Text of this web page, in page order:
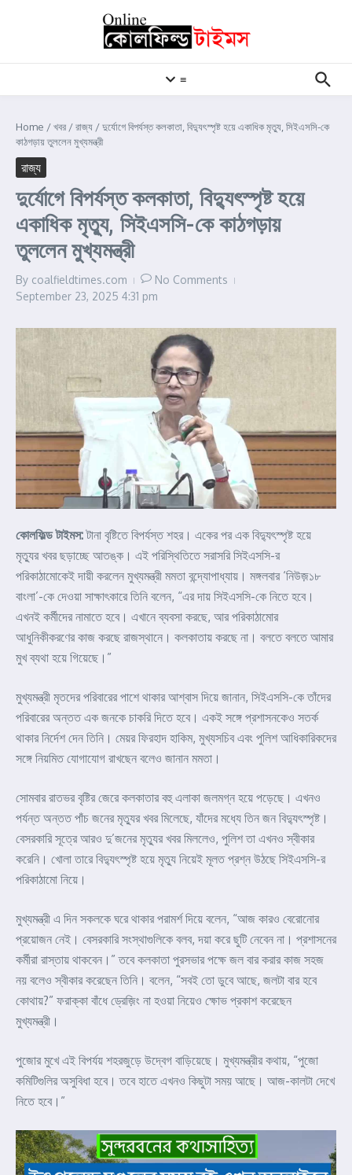
≡
Home /খবর /রাজ্য /দুর্যোগে বিপর্যস্ত কলকাতা, বিদ্যুৎস্পৃষ্ট হয়ে একাধিক মৃত্যু, সিইএসসি-কে
কাঠগড়ায় তুললেন মুখ্যমন্ত্রী
রাজ্য
দুর্যোগে বিপর্যস্ত কলকাতা, বিদ্যুৎস্পৃষ্ট হয়ে
একাধিক মৃত্যু, সিইএসসি-কে কাঠগড়ায়
তুললেন মুখ্যমন্ত্রী
By coalfieldtimes.com
No Comments
September 23, 2025 4:31 pm
কোলফিল্ড টাইমস:টানা বৃষ্টিতে বিপর্যস্ত শহর। একের পর এক বিদ্যুৎস্পৃষ্ট হয়ে
মৃত্যুর খবর ছড়াচ্ছে আতঙ্ক। এই পরিস্থিতিতে সরাসরি সিইএসসি-র
পরিকাঠামোকেই দায়ী করলেন মুখ্যমন্ত্রী মমতা বন্দ্যোপাধ্যায়। মঙ্গলবার ‘নিউজ়১৮
বাংলা’-কে দেওয়া সাক্ষাৎকারে তিনি বলেন, “এর দায় সিইএসসি-কে নিতে হবে।
এখনই কর্মীদের নামাতে হবে। এখানে ব্যবসা করছে, আর পরিকাঠামোর
আধুনিকীকরণের কাজ করছে রাজস্থানে। কলকাতায় করছে না। বলতে বলতে আমার
মুখ ব্যথা হয়ে গিয়েছে।”
মুখ্যমন্ত্রী মৃতদের পরিবারের পাশে থাকার আশ্বাস দিয়ে জানান, সিইএসসি-কে তাঁদের
পরিবারের অন্তত এক জনকে চাকরি দিতে হবে। একই সঙ্গে প্রশাসনকেও সতর্ক
থাকার নির্দেশ দেন তিনি। মেয়র ফিরহাদ হাকিম, মুখ্যসচিব এবং পুলিশ আধিকারিকদের
সঙ্গে নিয়মিত যোগাযোগ রাখছেন বলেও জানান মমতা।
সোমবার রাতভর বৃষ্টির জেরে কলকাতার বহু এলাকা জলমগ্ন হয়ে পড়েছে। এখনও
পর্যন্ত অন্তত পাঁচ জনের মৃত্যুর খবর মিলেছে, যাঁদের মধ্যে তিন জন বিদ্যুৎস্পৃষ্ট।
বেসরকারি সূত্রে আরও দু’জনের মৃত্যুর খবর মিললেও, পুলিশ তা এখনও স্বীকার
করেনি। খোলা তারে বিদ্যুৎস্পৃষ্ট হয়ে মৃত্যু নিয়েই মূলত প্রশ্ন উঠছে সিইএসসি-র
পরিকাঠামো নিয়ে।
মুখ্যমন্ত্রী এ দিন সকলকে ঘরে থাকার পরামর্শ দিয়ে বলেন, “আজ কারও বেরোনোর
প্রয়োজন নেই। বেসরকারি সংস্থাগুলিকে বলব, দয়া করে ছুটি নেবেন না। প্রশাসনের
কর্মীরা রাস্তায় থাকবেন।” তবে কলকাতা পুরসভার পক্ষে জল বার করার কাজ সহজ
নয় বলেও স্বীকার করেছেন তিনি। বলেন, “সবই তো ডুবে আছে, জলটা বার হবে
কোথায়?” ফরাক্কা বাঁধে ড্রেজ়িং না হওয়া নিয়েও ক্ষোভ প্রকাশ করেছেন
মুখ্যমন্ত্রী।
পুজোর মুখে এই বিপর্যয় শহরজুড়ে উদ্বেগ বাড়িয়েছে। মুখ্যমন্ত্রীর কথায়, “পুজো
কমিটিগুলির অসুবিধা হবে। তবে হাতে এখনও কিছুটা সময় আছে। আজ-কালটা দেখে
নিতে হবে।”